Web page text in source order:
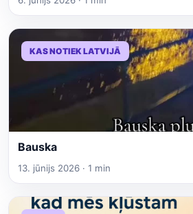
KAS NOTIEK LATVIJĀ
Bauska
13. jūnijs 2026 · 1 min